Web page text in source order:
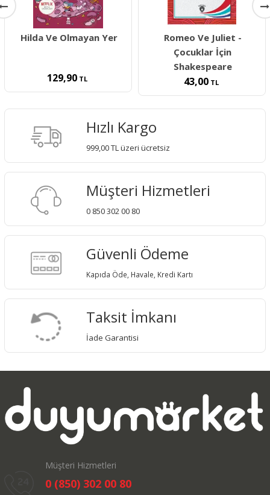
Hilda Ve Olmayan Yer
129,90 TL
Romeo Ve Juliet -
Çocuklar İçin
Shakespeare
43,00TL
Hızlı Kargo
999,00 TL üzeri ücretsiz
Müşteri Hizmetleri
0 850 302 00 80
Güvenli Ödeme
Kapıda Öde, Havale, Kredi Kartı
Taksit İmkanı
İade Garantisi
Müşteri Hizmetleri
0 (850) 302 00 80